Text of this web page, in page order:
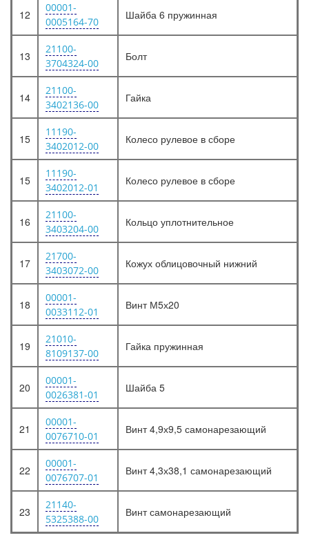
12
00001-
0005164-70
Шайба 6 пружинная
13
21100-
3704324-00
Болт
14
21100-
3402136-00
Гайка
15
11190-
3402012-00
Колесо рулевое в сборе
15
11190-
3402012-01
Колесо рулевое в сборе
16
21100-
3403204-00
Кольцо уплотнительное
17
21700-
3403072-00
Кожух облицовочный нижний
18
00001-
0033112-01
Винт М5х20
19
21010-
8109137-00
Гайка пружинная
20
00001-
0026381-01
Шайба 5
21
00001-
0076710-01
Винт 4,9х9,5 самонарезающий
22
00001-
0076707-01
Винт 4,3х38,1 самонарезающий
23
21140-
5325388-00
Винт самонарезающий